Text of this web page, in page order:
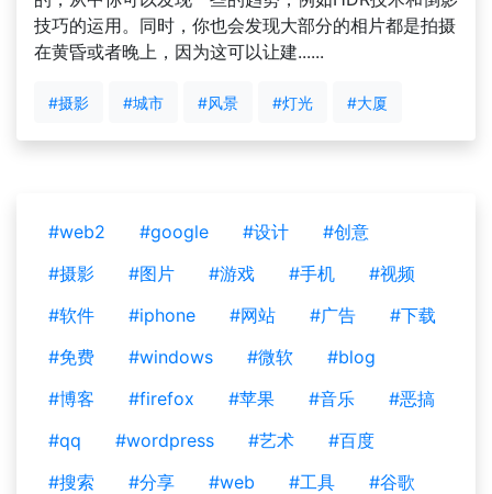
技巧的运用。同时，你也会发现大部分的相片都是拍摄
在黄昏或者晚上，因为这可以让建......
#摄影 #城市 #风景 #灯光 #大厦
#web2 #google #设计
#创意
#摄影
#图片 #游戏 #手机
#视频
#软件
#iphone #网站 #广告
#下载
#免费
#windows #微软
#blog
#博客
#firefox #苹果 #音乐
#恶搞
#qq
#wordpress #艺术
#百度
#搜索
#分享 #web #工具
#谷歌